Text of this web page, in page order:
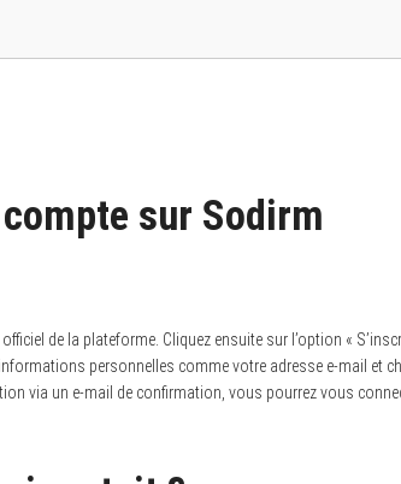
sur Sodirm
de la plateforme. Cliquez ensuite sur l’option «
personnelles comme votre adresse e-mail et
via un e-mail de confirmation, vous pourrez vous